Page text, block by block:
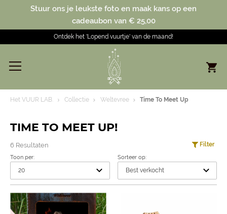
Stuur ons je leukste foto en maak kans op een
cadeaubon van € 25,00
Ontdek het 'Lopend vuurtje' van de maand!
Het VUUR LAB. Collectie Weltevree Time To Meet Up
TIME TO MEET UP!
6 Resultaten Filter
Toon per: Sorteer op: